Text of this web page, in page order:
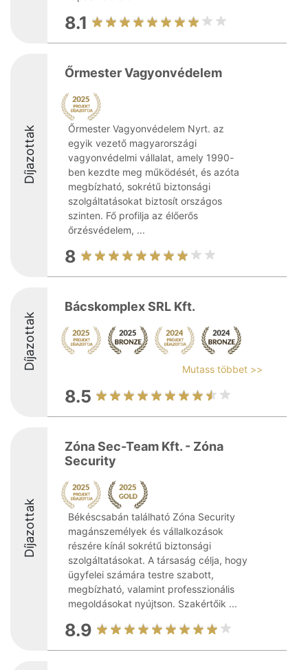
8.1
Díjazottak
Őrmester Vagyonvédelem
Őrmester Vagyonvédelem Nyrt. az
egyik vezető magyarországi
vagyonvédelmi vállalat, amely 1990-
ben kezdte meg működését, és azóta
megbízható, sokrétű biztonsági
szolgáltatásokat biztosít országos
szinten. Fő profilja az élőerős
őrzésvédelem, ...
8
Díjazottak
Bácskomplex SRL Kft.
Mutass többet >>
8.5
Díjazottak
Zóna Sec-Team Kft. - Zóna
Security
Békéscsabán található Zóna Security
magánszemélyek és vállalkozások
részére kínál sokrétű biztonsági
szolgáltatásokat. A társaság célja, hogy
ügyfelei számára testre szabott,
megbízható, valamint professzionális
megoldásokat nyújtson. Szakértőik ...
8.9